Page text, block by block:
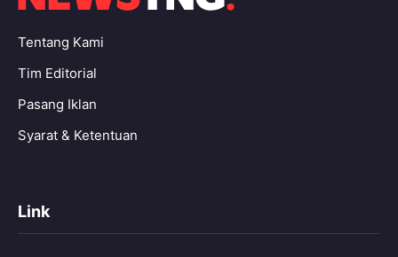
Tentang Kami
Tim Editorial
Pasang Iklan
Syarat & Ketentuan
Link